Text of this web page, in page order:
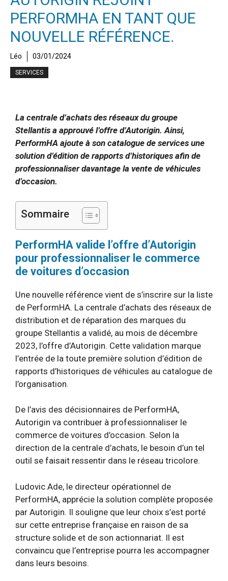
PERFORMHA EN TANT QUE
NOUVELLE RÉFÉRENCE.
Léo 03/01/2024
SERVICES
La centrale d’achats des réseaux du groupe
Stellantis a approuvé l’offre d’Autorigin. Ainsi,
PerformHA ajoute à son catalogue de services une
solution d’édition de rapports d’historiques afin de
professionnaliser davantage la vente de véhicules
d’occasion.
Sommaire
PerformHA valide l’offre d’Autorigin
pour professionnaliser le commerce
de voitures d’occasion
Une nouvelle référence vient de s’inscrire sur la liste
de PerformHA. La centrale d’achats des réseaux de
distribution et de réparation des marques du
groupe Stellantis a validé, au mois de décembre
2023, l’offre d’Autorigin. Cette validation marque
l’entrée de la toute première solution d’édition de
rapports d’historiques de véhicules au catalogue de
l’organisation.
De l’avis des décisionnaires de PerformHA,
Autorigin va contribuer à professionnaliser le
commerce de voitures d’occasion. Selon la
direction de la centrale d’achats, le besoin d’un tel
outil se faisait ressentir dans le réseau tricolore.
Ludovic Ade, le directeur opérationnel de
PerformHA, apprécie la solution complète proposée
par Autorigin. Il souligne que leur choix s’est porté
sur cette entreprise française en raison de sa
structure solide et de son actionnariat. Il est
convaincu que l’entreprise pourra les accompagner
dans leurs besoins.